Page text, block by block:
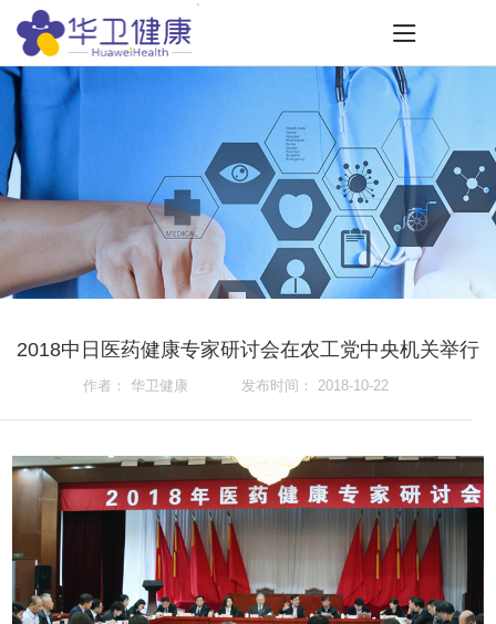
2018中日医药健康专家研讨会在农工党中央机关举行
作者： 华卫健康 发布时间： 2018-10-22